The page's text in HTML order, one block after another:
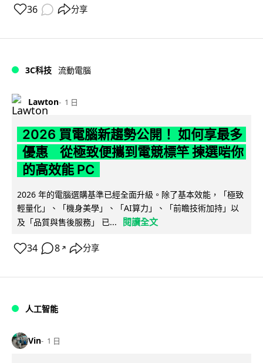
36 分享
3C科技 流動電腦
Lawton 1 日
2026 買電腦新趨勢公開！ 如何享最多
優惠 從極致便攜到電競標竿 揀選啱你
的高效能 PC
2026 年的電腦選購基準已經全面升級。除了基本效能，「極致
輕量化」、「機身美學」、「AI算力」、「前瞻技術加持」以
及「品質與售後服務」 已...
閱讀全文
34 8 ↗ 分享
人工智能
Vin 1 日